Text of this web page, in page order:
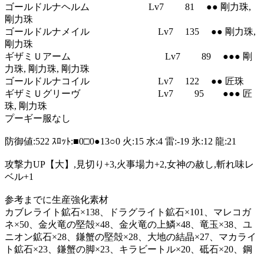
ゴールドルナヘルム Lv7 81 ●● 剛力珠,
剛力珠
ゴールドルナメイル Lv7 135 ●● 剛力珠,
剛力珠
ギザミＵアーム Lv7 89 ●●● 剛
力珠, 剛力珠, 剛力珠
ゴールドルナコイル Lv7 122 ●● 匠珠
ギザミＵグリーヴ Lv7 95 ●●● 匠
珠, 剛力珠
プーギー服なし
防御値:522 ｽﾛｯﾄ:■0□0●13○0 火:15 水:4 雷:-19 氷:12 龍:21
攻撃力UP【大】,見切り+3,火事場力+2,女神の赦し,斬れ味レ
ベル+1
参考までに生産強化素材
カブレライト鉱石×138、ドラグライト鉱石×101、マレコガ
ネ×50、金火竜の堅殻×48、金火竜の上鱗×48、竜玉×38、ユ
ニオン鉱石×28、鎌蟹の堅殻×28、大地の結晶×27、マカライ
ト鉱石×23、鎌蟹の脚×23、キラビートル×20、砥石×20、鋼